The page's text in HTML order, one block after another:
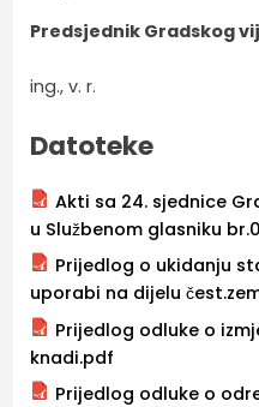
Predsjednik Gradskog
Denis
ing., v. r.
Datoteke
Akti sa 24. sjednice
u Službenom glasniku
Prijedlog o ukidanju
uporabi na dijelu
Prijedlog odluke o
knadi.pdf
Prijedlog odluke o